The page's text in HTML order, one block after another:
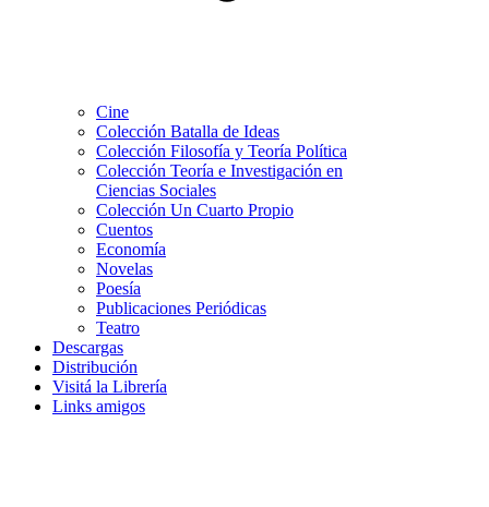
Cine
Colección Batalla de Ideas
Colección Filosofía y Teoría Política
Colección Teoría e Investigación en
Ciencias Sociales
Colección Un Cuarto Propio
Cuentos
Economía
Novelas
Poesía
Publicaciones Periódicas
Teatro
Descargas
Distribución
Visitá la Librería
Links amigos